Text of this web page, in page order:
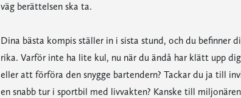
väg berättelsen ska ta.
Dina bästa kompis ställer in i sista stund, och du befinner
rika. Varför inte ha lite kul, nu när du ändå har klätt upp
eller att förföra den snygge bartendern? Tackar du ja till
en snabb tur i sportbil med livvakten? Kanske till